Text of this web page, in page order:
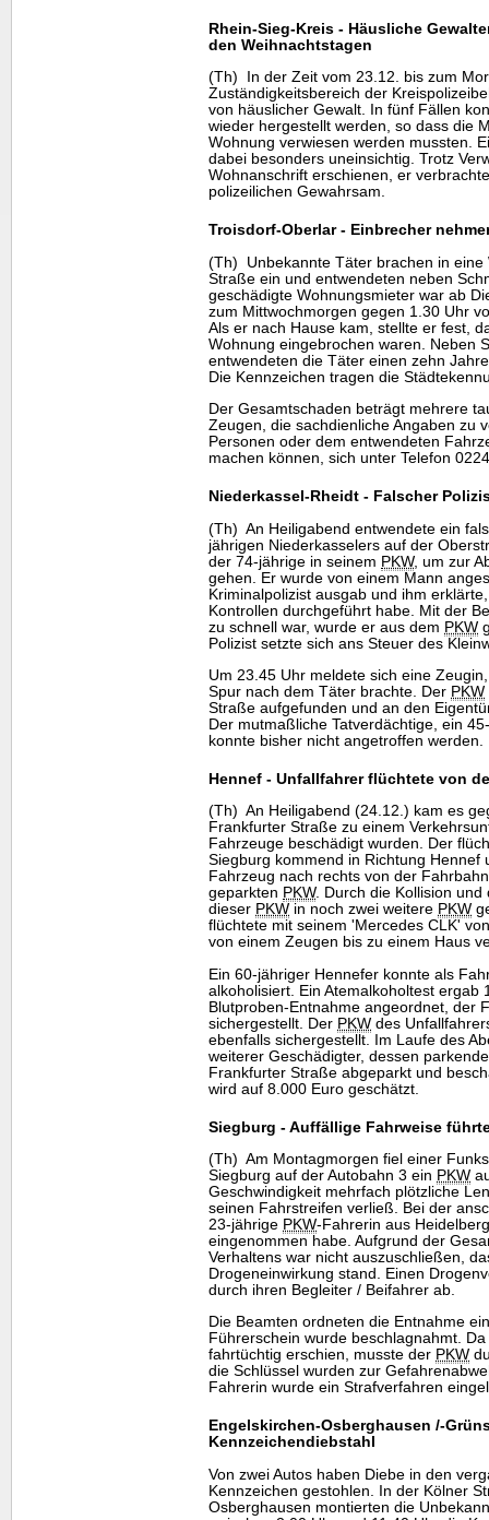
Rhein-Sieg-Kreis - Häusliche
den Weihnachtstagen
(Th) In der Zeit vom 23.12. bis zum
Zuständigkeitsbereich der
von häuslicher Gewalt. In fünf Fällen
wieder hergestellt werden, so dass die
Wohnung verwiesen werden mussten.
dabei besonders uneinsichtig. Trotz
Wohnanschrift erschienen, er
polizeilichen Gewahrsam.
Troisdorf-Oberlar - Einbrecher
(Th) Unbekannte Täter brachen in eine
Straße ein und entwendeten neben
geschädigte Wohnungsmieter war ab
zum Mittwochmorgen gegen 1.30 Uhr
Als er nach Hause kam, stellte er fest,
Wohnung eingebrochen waren. Neben
entwendeten die Täter einen zehn
Die Kennzeichen tragen die
Der Gesamtschaden beträgt mehrere
Zeugen, die sachdienliche Angaben zu
Personen oder dem entwendeten
machen können, sich unter Telefon
Niederkassel-Rheidt - Falscher
(Th) An Heiligabend entwendete ein
jährigen Niederkasselers auf der
der 74-jährige in seinem PKW, um zur
gehen. Er wurde von einem Mann
Kriminalpolizist ausgab und ihm
Kontrollen durchgeführt habe. Mit der
zu schnell war, wurde er aus dem PKW
Polizist setzte sich ans Steuer des
Um 23.45 Uhr meldete sich eine
Spur nach dem Täter brachte. Der PKW
Straße aufgefunden und an den
Der mutmaßliche Tatverdächtige, ein
konnte bisher nicht angetroffen
Hennef - Unfallfahrer flüchtete von
(Th) An Heiligabend (24.12.) kam es
Frankfurter Straße zu einem
Fahrzeuge beschädigt wurden. Der
Siegburg kommend in Richtung Hennef
Fahrzeug nach rechts von der
geparkten PKW. Durch die Kollision und
dieser PKW in noch zwei weitere PKW
flüchtete mit seinem 'Mercedes CLK'
von einem Zeugen bis zu einem Haus
Ein 60-jähriger Hennefer konnte als
alkoholisiert. Ein Atemalkoholtest ergab
Blutproben-Entnahme angeordnet, der
sichergestellt. Der PKW des
ebenfalls sichergestellt. Im Laufe des
weiterer Geschädigter, dessen
Frankfurter Straße abgeparkt und
wird auf 8.000 Euro geschätzt.
Siegburg - Auffällige Fahrweise
(Th) Am Montagmorgen fiel einer
Siegburg auf der Autobahn 3 ein PKW
Geschwindigkeit mehrfach plötzliche
seinen Fahrstreifen verließ. Bei der
23-jährige PKW-Fahrerin aus
eingenommen habe. Aufgrund der
Verhaltens war nicht auszuschließen,
Drogeneinwirkung stand. Einen
durch ihren Begleiter / Beifahrer ab.
Die Beamten ordneten die Entnahme
Führerschein wurde beschlagnahmt.
fahrtüchtig erschien, musste der PKW
die Schlüssel wurden zur
Fahrerin wurde ein Strafverfahren
Engelskirchen-Osberghausen /-
Kennzeichendiebstahl
Von zwei Autos haben Diebe in den
Kennzeichen gestohlen. In der Kölner
Osberghausen montierten die